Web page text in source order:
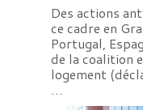
Des actions
ce cadre en
Portugal,
de la coalition
logement
…